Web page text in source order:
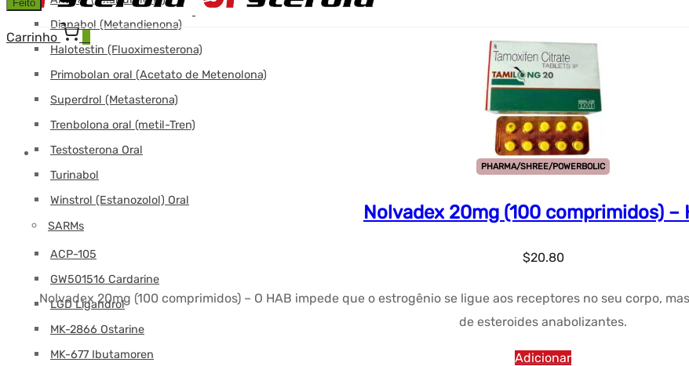
Dianabol (Metandienona)
Halotestin (Fluoximesterona)
Primobolan oral (Acetato de Metenolona)
Superdrol (Metasterona)
Trenbolona oral (metil-Tren)
Testosterona Oral
Turinabol
Winstrol (Estanozolol) Oral
SARMs
ACP-105
GW501516 Cardarine
LGD Ligandrol
MK-2866 Ostarine
MK-677 Ibutamoren
Carrinho
Feito
PHARMA/SHREE/POWERBOLIC
Nolvadex 20mg (100 comprimidos) –
$20.80
Nolvadex 20mg (100 comprimidos) – O HAB impede que o estrogênio se ligue aos receptores no seu corpo,
de esteroides anabolizantes.
Adicionar